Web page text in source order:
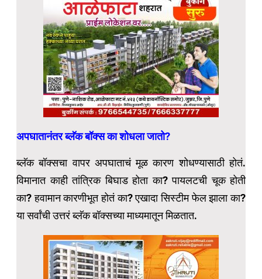
अपघातानंतर ब्लॅक बॉक्स का शोधला जातो?
ब्लॅक बॉक्सचा वापर अपघाताचं मूळ कारण शोधण्यासाठी होतं.
विमानात काही तांत्रिक बिघाड होता का? पायलटची चूक होती
का? हवामान कारणीभूत होतं का? एखादा सिस्टीम फेल झाला का?
या सर्वांची उत्तरं ब्लॅक बॉक्सच्या माध्यमातून मिळतात.